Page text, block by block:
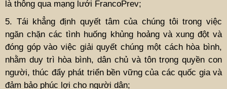
là thông qua mạng lưới FrancoPrev;
5. Tái khẳng định quyết tâm của chúng tôi trong việc
ngăn chặn các tình huống khủng hoảng và xung đột và
đóng góp vào việc giải quyết chúng một cách hòa bình,
nhằm duy trì hòa bình, dân chủ và tôn trọng quyền con
người, thúc đẩy phát triển bền vững của các quốc gia và
đảm bảo phúc lợi cho người dân;